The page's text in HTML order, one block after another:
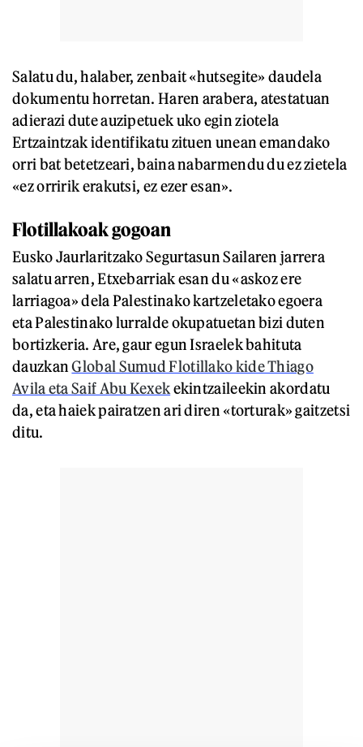
Salatu du, halaber, zenbait «hutsegite» daudela
dokumentu horretan. Haren arabera, atestatuan
adierazi dute auzipetuek uko egin ziotela
Ertzaintzak identifikatu zituen unean emandako
orri bat betetzeari, baina nabarmendu du ez zietela
«ez orririk erakutsi, ez ezer esan».
Flotillakoak gogoan
Eusko Jaurlaritzako Segurtasun Sailaren jarrera
salatu arren, Etxebarriak esan du «askoz ere
larriagoa» dela Palestinako kartzeletako egoera
eta Palestinako lurralde okupatuetan bizi duten
bortizkeria. Are, gaur egun Israelek bahituta
dauzkanGlobal Sumud Flotillako kide Thiago
Avila eta Saif Abu Kexekekintzaileekin akordatu
da, eta haiek pairatzen ari diren «torturak» gaitzetsi
ditu.